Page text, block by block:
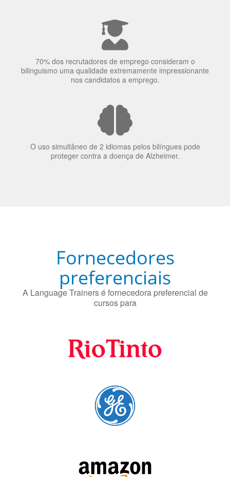
70% dos recrutadores de emprego consideram o
bilinguismo uma qualidade extremamente impressionante
nos candidatos a emprego.
O uso simultâneo de 2 idiomas pelos bilíngues pode
proteger contra a doença de Alzheimer.
Fornecedores
preferenciais
A Language Trainers é fornecedora preferencial de
cursos para